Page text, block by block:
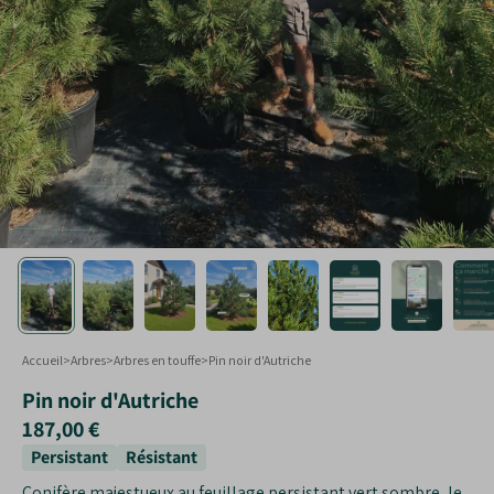
Touffe
Formes spéciales
Plantes taillées
Arbustes en jardinières
Accueil>Arbres>Arbres en touffe>Pin noir d'Autriche
Pin noir d'Autriche
187,00 €
Persistant
Résistant